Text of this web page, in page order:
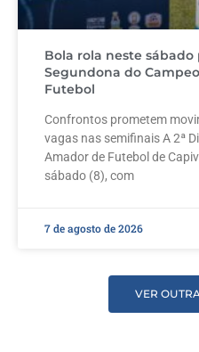
Bola rola neste
Segundona do
Futebol
Confrontos prometem
vagas nas semifinais A 2ª
Amador de Futebol de
sábado (8), com
7 de agosto de 2026
VER